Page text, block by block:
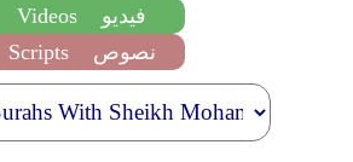
Videos
فيديو
Scripts
نصوص